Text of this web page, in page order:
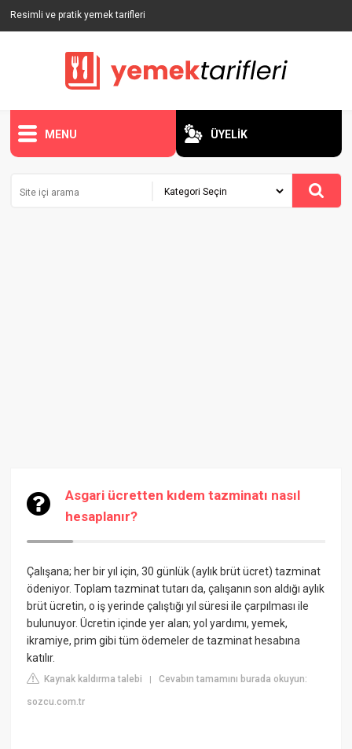
Resimli ve pratik yemek tarifleri
MENU ÜYELİK
Asgari ücretten kıdem tazminatı nasıl
hesaplanır?
Çalışana; her bir yıl için, 30 günlük (aylık brüt ücret) tazminat
ödeniyor. Toplam tazminat tutarı da, çalışanın son aldığı aylık
brüt ücretin, o iş yerinde çalıştığı yıl süresi ile çarpılması ile
bulunuyor. Ücretin içinde yer alan; yol yardımı, yemek,
ikramiye, prim gibi tüm ödemeler de tazminat hesabına
katılır.
Kaynak kaldırma talebi |Cevabın tamamını burada okuyun:
sozcu.com.tr